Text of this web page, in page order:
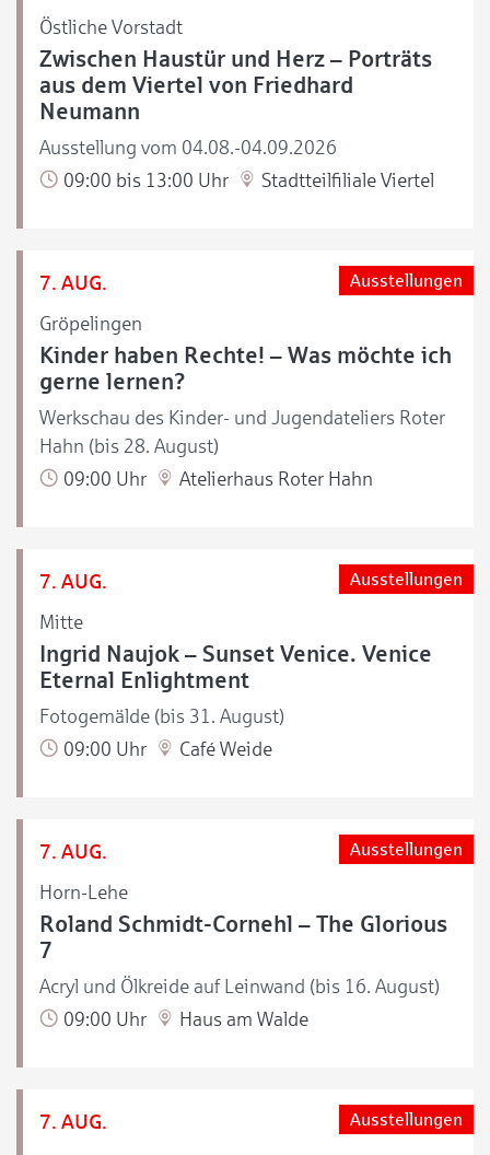
Östliche Vorstadt
Zwischen Haustür und Herz – Porträts
aus dem Viertel von Friedhard
Neumann
Ausstellung vom 04.08.-04.09.2026
09:00 bis 13:00 Uhr
Stadtteilfiliale Viertel
7. AUG.
Gröpelingen
Ausstellungen
Kinder haben Rechte! – Was möchte ich
gerne lernen?
Werkschau des Kinder- und Jugendateliers Roter
Hahn (bis 28. August)
09:00 Uhr
Atelierhaus Roter Hahn
7. AUG.
Mitte
Ausstellungen
Ingrid Naujok – Sunset Venice. Venice
Eternal Enlightment
Fotogemälde (bis 31. August)
09:00 Uhr
Café Weide
7. AUG.
Horn-Lehe
Ausstellungen
Roland Schmidt-Cornehl – The Glorious
7
Acryl und Ölkreide auf Leinwand (bis 16. August)
09:00 Uhr
Haus am Walde
7. AUG. Ausstellungen